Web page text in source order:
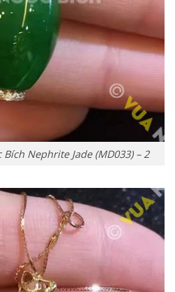
Nephrite Jade (MD033) – 2